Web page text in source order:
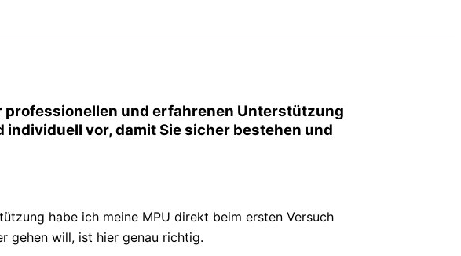
und erfahrenen Unterstützung
vor, damit Sie sicher bestehen und
habe ich meine MPU direkt beim ersten Versuch
gehen will, ist hier genau richtig.